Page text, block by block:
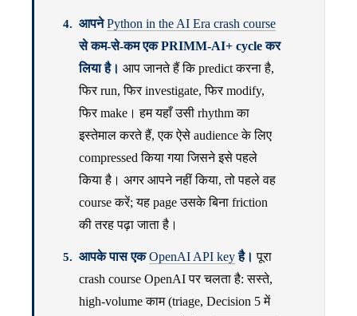
आपनेPython in the AI Era crash course
से कम-से-कम एक PRIMM-AI+ cycle कर
लिया है। आप जानते हैं कि predict करना है,
फिर run, फिर investigate, फिर modify,
फिर make। हम यहाँ उसी rhythm का
इस्तेमाल करते हैं, एक ऐसे audience के लिए
compressed किया गया जिसने इसे पहले
किया है। अगर आपने नहीं किया, तो पहले वह
course करें; यह page उसके बिना friction
की तरह पढ़ा जाता है।
आपके पास एकOpenAI API keyहै। पूरा
crash course OpenAI पर चलता है: सस्ते,
high-volume काम (triage, Decision 5 में